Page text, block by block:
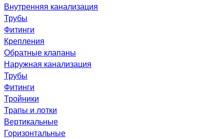
Внутренняя канализация
Трубы
Фитинги
Крепления
Обратные клапаны
Наружная канализация
Трубы
Фитинги
Тройники
Трапы и лотки
Вертикальные
Горизонтальные